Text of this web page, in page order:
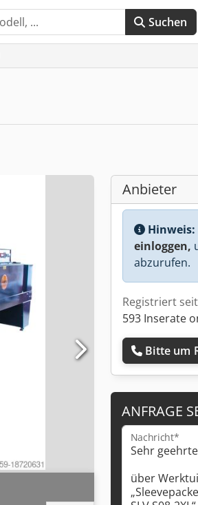
Suchen
Anbieter
Hinweis:
einloggen,
abzurufen.
Registriert
593 Inserate
Bitte um
ANFRAGE
Nachricht*